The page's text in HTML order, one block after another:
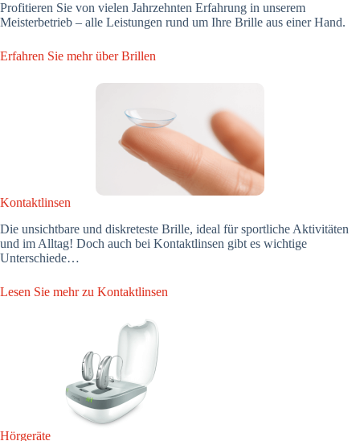
Profitieren Sie von vielen Jahrzehnten Erfahrung in unserem
Meisterbetrieb – alle Leistungen rund um Ihre Brille aus einer Hand.
Erfahren Sie mehr über Brillen
Kontaktlinsen
Die unsichtbare und diskreteste Brille, ideal für sportliche Aktivitäten
und im Alltag! Doch auch bei Kontaktlinsen gibt es wichtige
Unterschiede…
Lesen Sie mehr zu Kontaktlinsen
Hörgeräte